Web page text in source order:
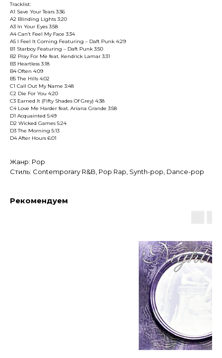
Tracklist:
A1 Save Your Tears 3:36
A2 Blinding Lights 3:20
A3 In Your Eyes 3:58
A4 Can’t Feel My Face 3:34
A5 I Feel It Coming Featuring – Daft Punk 4:29
B1 Starboy Featuring – Daft Punk 3:50
B2 Pray For Me feat. Kendrick Lamar 3:31
B3 Heartless 3:18
B4 Often 4:09
B5 The Hills 4:02
C1 Call Out My Name 3:48
C2 Die For You 4:20
C3 Earned It (Fifty Shades Of Grey) 4:38
C4 Love Me Harder feat. Ariana Grande 3:58
D1 Acquainted 5:49
D2 Wicked Games 5:24
D3 The Morning 5:13
D4 After Hours 6:01
Жанр: Pop
Стиль: Contemporary R&B, Pop Rap, Synth-pop, Dance-pop
Рекомендуем